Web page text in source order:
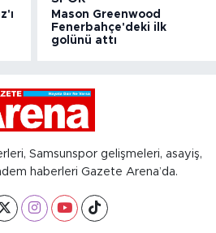
Mason Greenwood
Fenerbahçe'deki ilk
golünü attı
Samsunspor gelişmeleri, asayiş,
haberleri Gazete Arena’da.